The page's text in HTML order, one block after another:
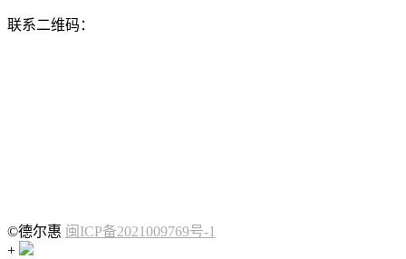
联系二维码：
©德尔惠 闽ICP备2021009769号-1
+